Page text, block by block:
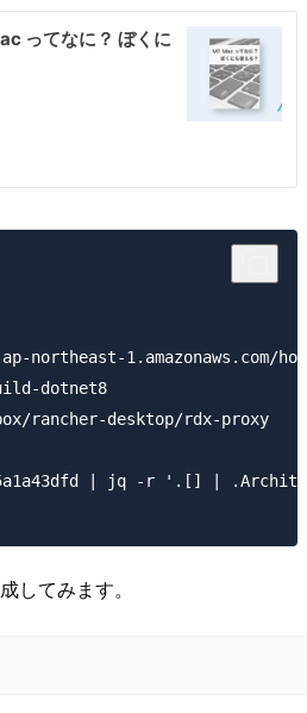
northeast-
dotnet8
rancher-desktop/rdx-
してみます。